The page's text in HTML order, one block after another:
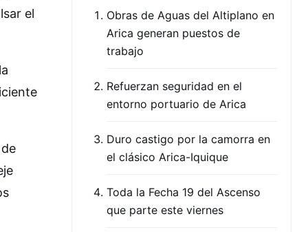
el
Obras de Aguas del Altiplano en
Arica generan puestos de
trabajo
Refuerzan seguridad en el
entorno portuario de Arica
Duro castigo por la camorra en
el clásico Arica-Iquique
Toda la Fecha 19 del Ascenso
que parte este viernes